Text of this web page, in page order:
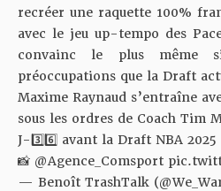
recréer une raquette 100%
avec le jeu up-tempo des
convainc le plus même
préoccupations que la Draft
Maxime Raynaud s’entraîne
sous les ordres de Coach Tim
J-3️⃣6️⃣ avant la Draft NBA 2025
📸 @Agence_Comsport
— Benoît TrashTalk